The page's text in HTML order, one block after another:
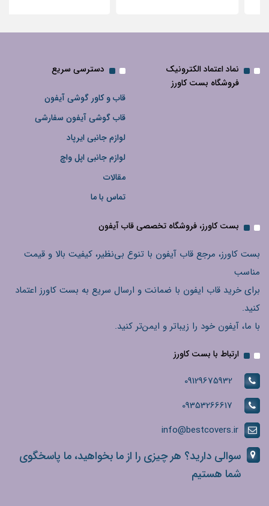
نماد اعتماد الکترونیک
فروشگاه بست کاورز
دسترسی سریع
قاب و کاور گوشی آیفون
قاب گوشی آیفون سفارشی
لوازم جانبی ایرپاد
لوازم جانبی اپل واچ
مقالات
تماس با ما
بست کاورز، فروشگاه تخصصی قاب آیفون
بست کاورز، مرجع قاب آیفون با تنوع بی‌نظیر، کیفیت بالا و قیمت
مناسب
برای خرید قاب ایفون با ضمانت و ارسال سریع به بست کاورز اعتماد
کنید.
با ما، آیفون خود را زیباتر و ایمن‌تر کنید.
ارتباط با بست کاورز
09129675932
09353266617
info@bestcovers.ir
سوالی دارید؟ هر چیزی را از ما بخواهید، ما پاسخگوی
شما هستیم